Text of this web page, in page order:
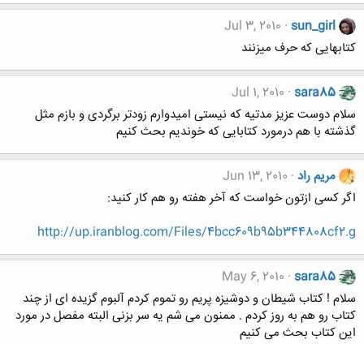
sun_girl
Jul 3, 2010
کتابهایی که حرف میزنند
sara85
Jul 1, 2010
سلام دوست عزیز مدتیه که نیستی امیدوارم زودتر برگردی و بازم مثل
گذشته با هم درمورد کتابایی که خوندیم بحث کنیم
مریم راد Jun 13, 2010
اگر کسی ازتون خواست که آخر هفته رو هم کار کنید:
http://up.iranblog.com/Files/4bcc609b95b344808cf2.g
sara85
May 6, 2010
سلام ! کتاب شیطان و دوشیزه پریم رو تموم کردم آلبوم گزیده ای از چند
کتاب رو هم به روز کردم . ممنون می شم یه سر بزنی البته مفصل در مورد
این کتاب بحث می کنیم